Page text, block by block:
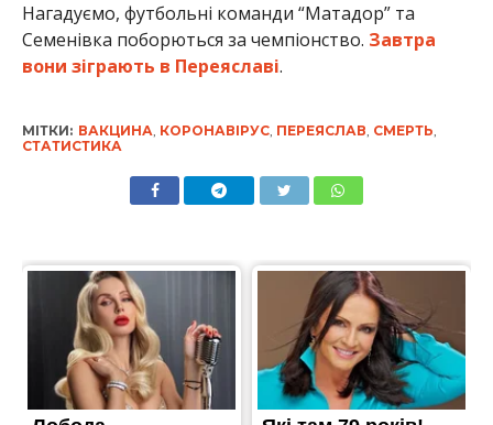
Нагадуємо, футбольні команди “Матадор” та
Семенівка поборються за чемпіонство. Завтра
вони зіграють в Переяславі.
МІТКИ: ВАКЦИНА, КОРОНАВІРУС, ПЕРЕЯСЛАВ, СМЕРТЬ,
СТАТИСТИКА